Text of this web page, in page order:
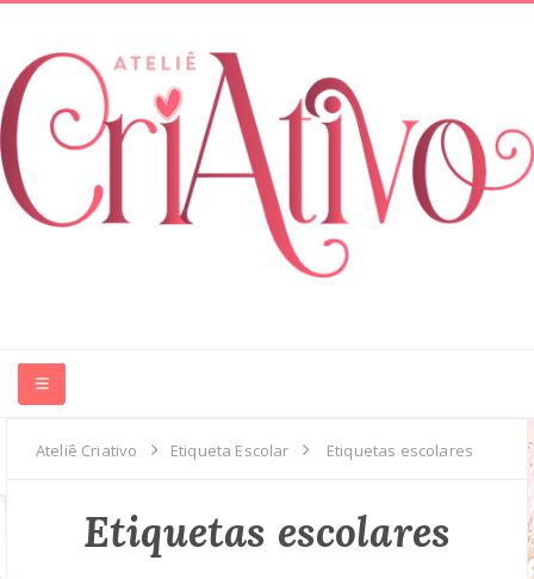
HOME
ABOUT ME
Ateliê Criativo Etiqueta Escolar Etiquetas escolares
Etiquetas escolares